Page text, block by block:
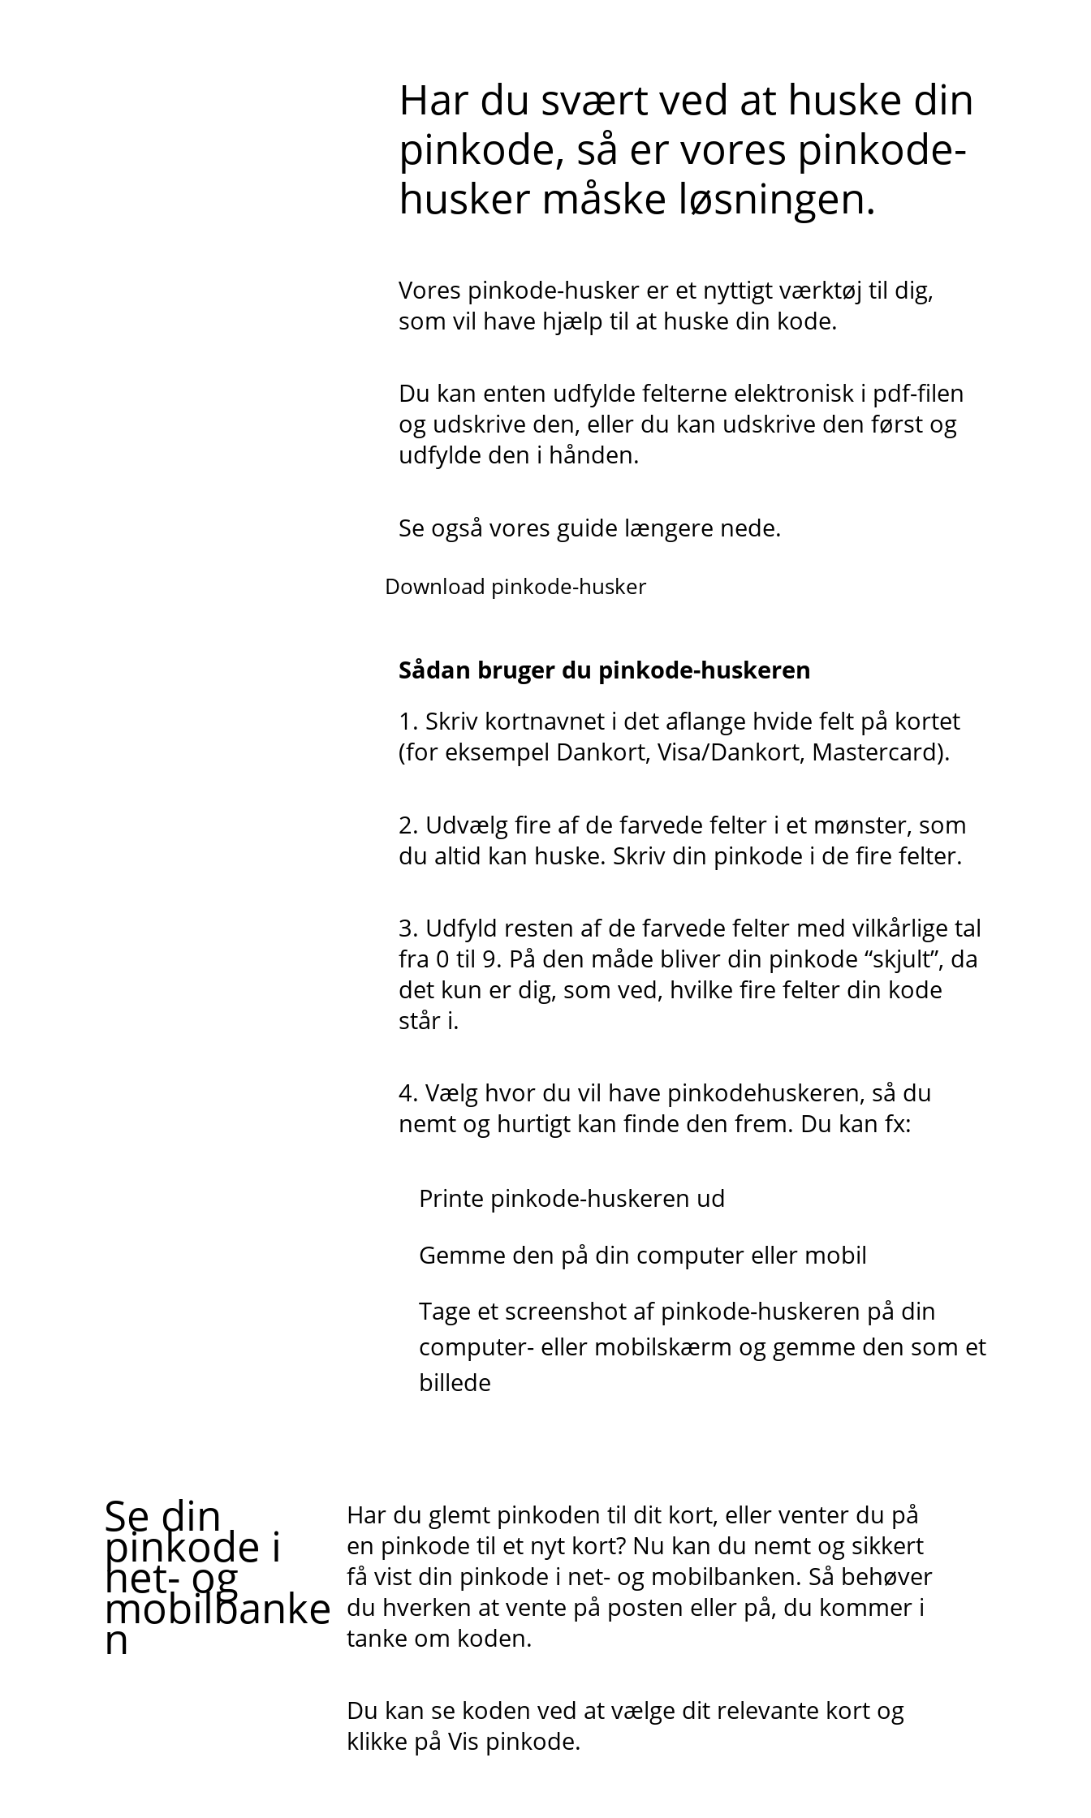
Har du svært ved at huske din
pinkode, så er vores pinkode-
husker måske løsningen.
Vores pinkode-husker er et nyttigt værktøj til dig,
som vil have hjælp til at huske din kode.
Du kan enten udfylde felterne elektronisk i pdf-filen
og udskrive den, eller du kan udskrive den først og
udfylde den i hånden.
Se også vores guide længere nede.
Download pinkode-husker
Sådan bruger du pinkode-huskeren
1. Skriv kortnavnet i det aflange hvide felt på kortet
(for eksempel Dankort, Visa/Dankort, Mastercard).
2. Udvælg fire af de farvede felter i et mønster, som
du altid kan huske. Skriv din pinkode i de fire felter.
3. Udfyld resten af de farvede felter med vilkårlige tal
fra 0 til 9. På den måde bliver din pinkode “skjult”, da
det kun er dig, som ved, hvilke fire felter din kode
står i.
4. Vælg hvor du vil have pinkodehuskeren, så du
nemt og hurtigt kan finde den frem. Du kan fx:
Printe pinkode-huskeren ud
Gemme den på din computer eller mobil
Tage et screenshot af pinkode-huskeren på din
computer- eller mobilskærm og gemme den som et
billede
Se din
pinkode i
net- og
mobilbanke
n
Har du glemt pinkoden til dit kort, eller venter du på
en pinkode til et nyt kort? Nu kan du nemt og sikkert
få vist din pinkode i net- og mobilbanken. Så behøver
du hverken at vente på posten eller på, du kommer i
tanke om koden.
Du kan se koden ved at vælge dit relevante kort og
klikke på Vis pinkode.